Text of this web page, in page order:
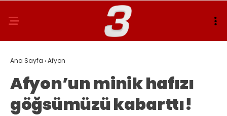
Ana Sayfa ›Afyon
Afyon’un minik hafızı
göğsümüzü kabarttı!